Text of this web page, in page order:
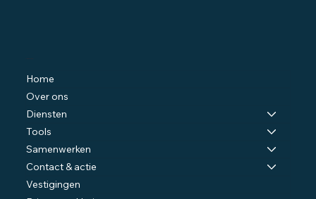
Navigatie
Home
Over ons
Diensten
Tools
Samenwerken
Contact & actie
Vestigingen